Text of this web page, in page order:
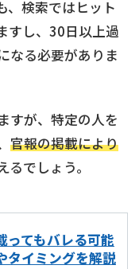
、検索ではヒット
すし、30日以上過
なる必要がありま
すが、特定の人を
官報の掲載により
るでしょう。
ってもバレる可能
タイミングを解説